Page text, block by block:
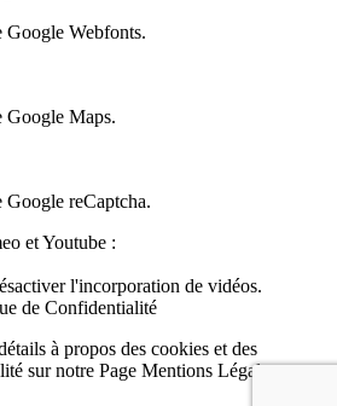
Google Webfonts.
Google Maps.
reCaptcha.
et Youtube :
l'incorporation de vidéos.
de Confidentialité
à propos des cookies et des
sur notre Page Mentions Légales.